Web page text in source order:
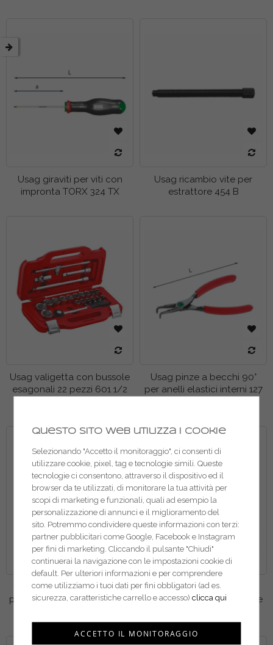
Usag giraviti per viti con
impronta TORX 324 TX
Usag ricambio vite per
estrattore 454 B
Usag valigetta con bussole
esagonali 22 pezzi 601 1/2
Usag pinze a becchi 90°
per anelli elastici interni 127
Usag pinze a becchi diritti
per anelli elastici esterni 128
Usag tronchesi a grande
effetto tagliente diagonale
Questo sito web utilizza i cookie
Selezionando "Accetto il monitoraggio", ci consenti di
utilizzare cookie, pixel, tag e tecnologie simili. Queste
tecnologie ci consentono, attraverso il dispositivo ed il
browser da te utilizzati, di monitorare la tua attività per
scopi di marketing e funzionali, quali ad esempio la
personalizzazione di annunci e il miglioramento del
sito. Potremmo condividere queste informazioni con terzi:
partner pubblicitari come Google, Facebook e Instagram
per fini di marketing. Cliccando il pulsante "Chiudi"
continuerai la navigazione con le impostazioni cookie di
default. Per ulteriori informazioni e per comprendere
come utilizziamo i tuoi dati per fini obbligatori (ad es.
sicurezza, caratteristiche carrello e accesso)clicca qui
ACCETTO IL MONITORAGGIO